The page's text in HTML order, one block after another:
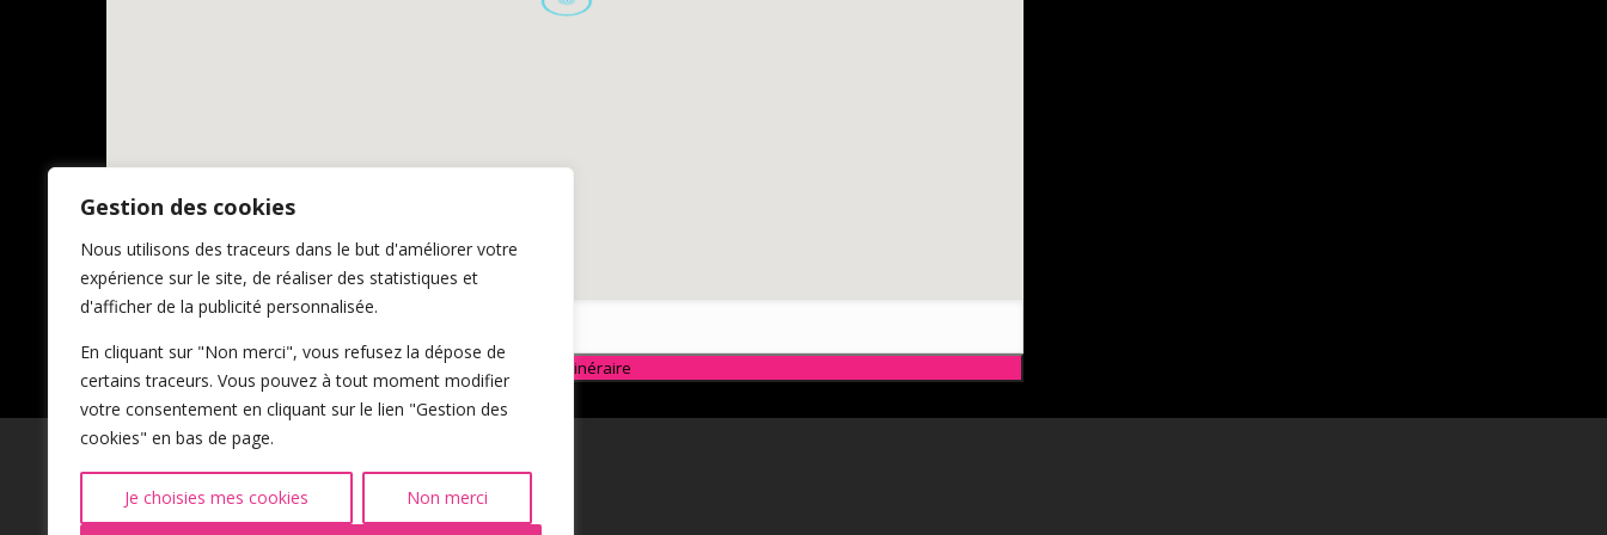
Gestion des cookies
Nous utilisons des traceurs dans le but d'améliorer votre
expérience sur le site, de réaliser des statistiques et
d'afficher de la publicité personnalisée.
En cliquant sur "Non merci", vous refusez la dépose de
certains traceurs. Vous pouvez à tout moment modifier
votre consentement en cliquant sur le lien "Gestion des
cookies" en bas de page.
Je choisies mes cookies Non merci